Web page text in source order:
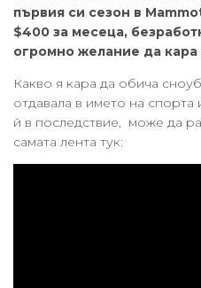
първия си сезон в
$400 за месеца,
огромно желание да кара
Какво я кара да обича
отдавала в името на спорта
й в последствие, може да
самата лента тук: